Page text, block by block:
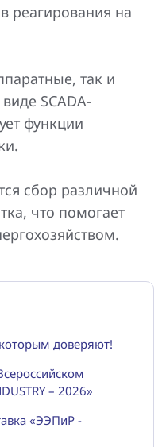
реагирования на
так и
SCADA-
функции
сбор различной
что помогает
доверяют!
– 2026»
«ЭЭПиР -